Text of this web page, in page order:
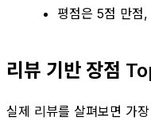
평점은 5점 만점
리뷰 기반 장점
실제 리뷰를 살펴보면 가